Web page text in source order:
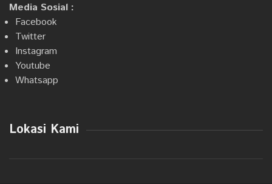
Media Sosial :
Facebook
Twitter
Instagram
Youtube
Whatsapp
Lokasi Kami